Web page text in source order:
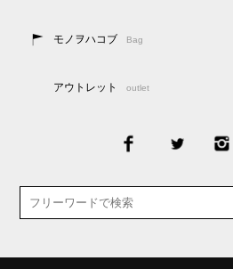
モノヲハコブ Bag
アウトレット outlet